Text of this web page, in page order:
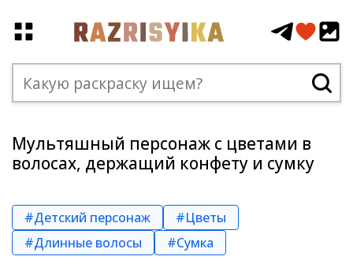
Мультяшный персонаж с цветами в
волосах, держащий конфету и сумку
#Детский персонаж
#Цветы
#Длинные волосы
#Сумка